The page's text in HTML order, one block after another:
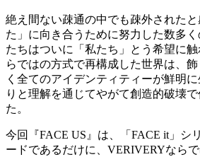
絶え間ない疎通の中でも疎外された
た」に向き合うために努力した数多
たちはついに「私たち」とう希望に
らではの方式で再構成した世界は、
く全てのアイデンティティーが鮮明
りと理解を通じてやがて創造的破壊
た。
今回『FACE US』は、「FACE it」シ
ードであるだけに、VERIVERYなら